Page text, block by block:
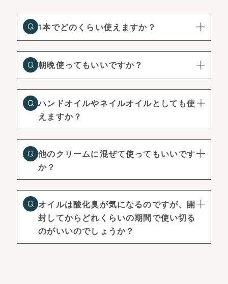
1本でどのくらい使えますか？
朝晩使ってもいいですか？
ハンドオイルやネイルオイルとしても使
えますか？
他のクリームに混ぜて使ってもいいです
か？
オイルは酸化臭が気になるのですが、開
封してからどれくらいの期間で使い切る
のがいいのでしょうか？